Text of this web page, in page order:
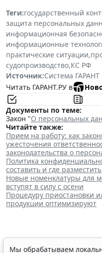
Теги:государственный
защита персональных
информационная
информационные
практические ситуации,
судопроизводство,КС РФ
Источник:Система ГАРАНТ
Читать ГАРАНТ.РУ в
Документы по теме:
Закон "О персональных
Читайте также:
Прием на работу: как
ужесточения
законодательства о
Политика
составить и где разместить
Новые номенклатуры для
вступят в силу с осени
Процедуру приостановки
продукции оптимизируют
Мы обрабатываем